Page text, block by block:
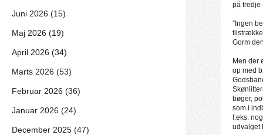
på
”Ingen
Gorm
Men der
op med
bøger,
som i
f.eks.
udvalget
Juni 2026 (15)
Maj 2026 (19)
April 2026 (34)
Marts 2026 (53)
Februar 2026 (36)
Januar 2026 (24)
December 2025 (47)